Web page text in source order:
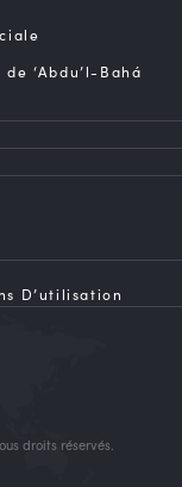
‘Abdu’l-Bahá
D’utilisation
droits réservés.